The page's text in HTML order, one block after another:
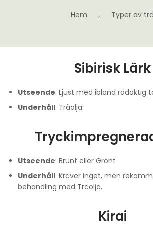
Hem Typer av trä
Sibirisk Lärk
Utseende: Ljust med ibland rödaktig
Underhåll: Träolja
Utseende: Brunt eller Grönt
Underhåll: Kräver inget, men
behandling med Träolja.
Kirai